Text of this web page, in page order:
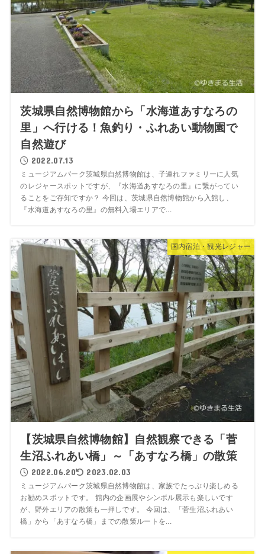
茨城県自然博物館から「水海道あすなろの
里」へ行ける！魚釣り・ふれあい動物園で
自然遊び
2022.07.13
ミュージアムパーク茨城県自然博物館は、子連れファミリーに人気
のレジャースポットですが、『水海道あすなろの里』に繋がってい
ることをご存知ですか？ 今回は、茨城県自然博物館から入館し、
『水海道あすなろの里』の無料入場エリアで...
国内宿泊・観光レジャー
【茨城県自然博物館】自然観察できる「菅
生沼ふれあい橋」～「あすなろ橋」の散策
2022.06.20 2023.02.03
ミュージアムパーク茨城県自然博物館は、家族でたっぷり楽しめる
お勧めスポットです。 館内の企画展やシンボル展示も楽しいです
が、野外エリアの散策も一押しです。 今回は、「菅生沼ふれあい
橋」から「あすなろ橋」までの散策ルートを...